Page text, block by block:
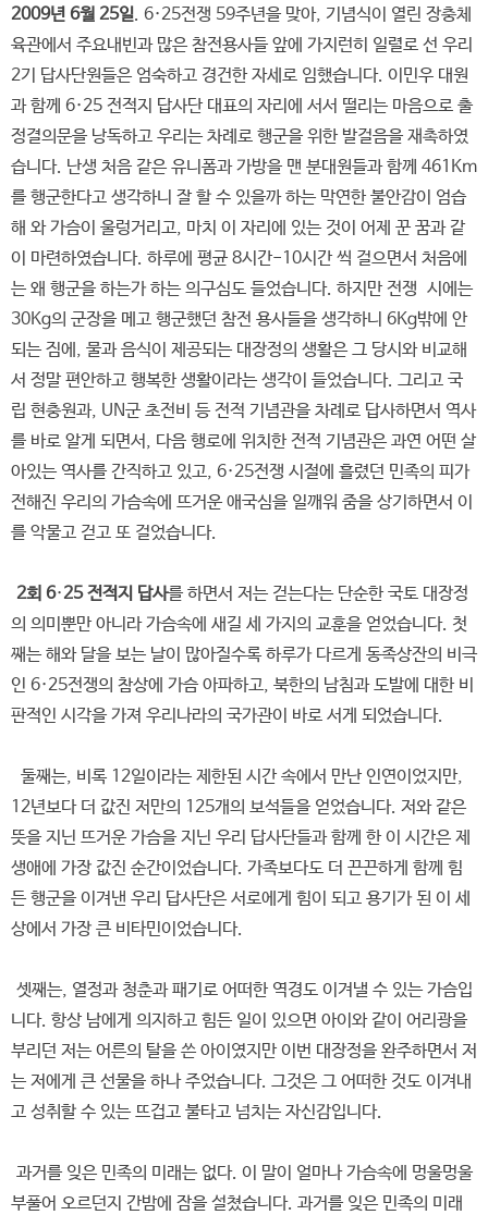
2009년 6월 25일. 6·25전쟁 59주년을 맞아, 기념식이 열린 장충체
육관에서 주요내빈과 많은 참전용사들 앞에 가지런히 일렬로 선 우리
2기 답사단원들은 엄숙하고 경건한 자세로 임했습니다. 이민우 대원
과 함께 6·25 전적지 답사단 대표의 자리에 서서 떨리는 마음으로 출
정결의문을 낭독하고 우리는 차례로 행군을 위한 발걸음을 재촉하였
습니다. 난생 처음 같은 유니폼과 가방을 맨 분대원들과 함께 461Km
를 행군한다고 생각하니 잘 할 수 있을까 하는 막연한 불안감이 엄습
해 와 가슴이 울렁거리고, 마치 이 자리에 있는 것이 어제 꾼 꿈과 같
이 마련하였습니다. 하루에 평균 8시간-10시간 씩 걸으면서 처음에
는 왜 행군을 하는가 하는 의구심도 들었습니다. 하지만 전쟁 시에는
30Kg의 군장을 메고 행군했던 참전 용사들을 생각하니 6Kg밖에 안
되는 짐에, 물과 음식이 제공되는 대장정의 생활은 그 당시와 비교해
서 정말 편안하고 행복한 생활이라는 생각이 들었습니다. 그리고 국
립 현충원과, UN군 초전비 등 전적 기념관을 차례로 답사하면서 역사
를 바로 알게 되면서, 다음 행로에 위치한 전적 기념관은 과연 어떤 살
아있는 역사를 간직하고 있고, 6·25전쟁 시절에 흘렸던 민족의 피가
전해진 우리의 가슴속에 뜨거운 애국심을 일깨워 줌을 상기하면서 이
를 악물고 걷고 또 걸었습니다.
2회 6·25 전적지 답사를 하면서 저는 걷는다는 단순한 국토 대장정
의 의미뿐만 아니라 가슴속에 새길 세 가지의 교훈을 얻었습니다. 첫
째는 해와 달을 보는 날이 많아질수록 하루가 다르게 동족상잔의 비극
인 6·25전쟁의 참상에 가슴 아파하고, 북한의 남침과 도발에 대한 비
판적인 시각을 가져 우리나라의 국가관이 바로 서게 되었습니다.
둘째는, 비록 12일이라는 제한된 시간 속에서 만난 인연이었지만,
12년보다 더 값진 저만의 125개의 보석들을 얻었습니다. 저와 같은
뜻을 지닌 뜨거운 가슴을 지닌 우리 답사단들과 함께 한 이 시간은 제
생애에 가장 값진 순간이었습니다. 가족보다도 더 끈끈하게 함께 힘
든 행군을 이겨낸 우리 답사단은 서로에게 힘이 되고 용기가 된 이 세
상에서 가장 큰 비타민이었습니다.
셋째는, 열정과 청춘과 패기로 어떠한 역경도 이겨낼 수 있는 가슴입
니다. 항상 남에게 의지하고 힘든 일이 있으면 아이와 같이 어리광을
부리던 저는 어른의 탈을 쓴 아이였지만 이번 대장정을 완주하면서 저
는 저에게 큰 선물을 하나 주었습니다. 그것은 그 어떠한 것도 이겨내
고 성취할 수 있는 뜨겁고 불타고 넘치는 자신감입니다.
과거를 잊은 민족의 미래는 없다. 이 말이 얼마나 가슴속에 멍울멍울
부풀어 오르던지 간밤에 잠을 설쳤습니다. 과거를 잊은 민족의 미래